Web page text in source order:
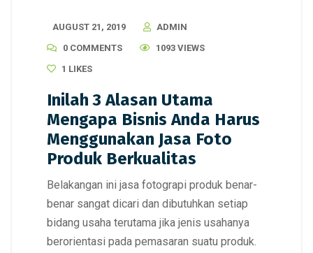
AUGUST 21, 2019
ADMIN
0 COMMENTS
1093 VIEWS
1 LIKES
Inilah 3 Alasan Utama
Mengapa Bisnis Anda Harus
Menggunakan Jasa Foto
Produk Berkualitas
Belakangan ini jasa fotograpi produk benar-
benar sangat dicari dan dibutuhkan setiap
bidang usaha terutama jika jenis usahanya
berorientasi pada pemasaran suatu produk.